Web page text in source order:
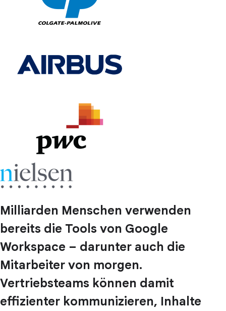
Milliarden Menschen verwenden
bereits die Tools von Google
Workspace – darunter auch die
Mitarbeiter von morgen.
Vertriebsteams können damit
effizienter kommunizieren, Inhalte